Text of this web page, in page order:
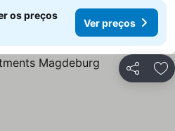
os preços
Ver preços
Partilhar